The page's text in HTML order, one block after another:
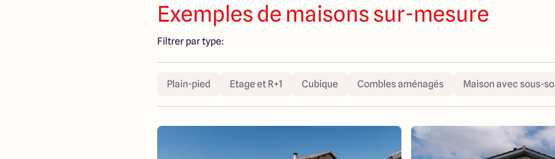
Exemples de maisons sur-mesure
Filtrer par type:
Plain-pied Etage et R+1 Cubique Combles aménagés Maison avec sous-sol